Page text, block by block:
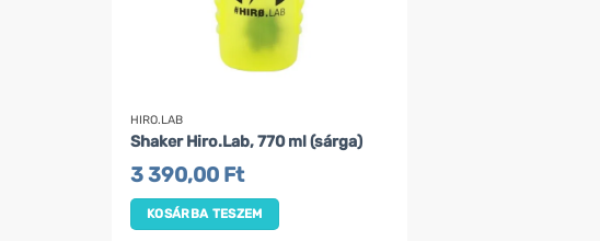
HIRO.LAB
Shaker Hiro.Lab, 770 ml (sárga)
3 390,00 Ft
KOSÁRBA TESZEM